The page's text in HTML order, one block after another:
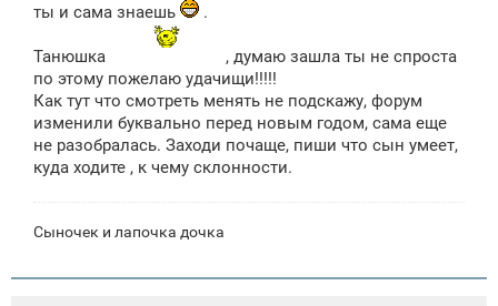
ты и сама знаешь
.
Танюшка
, думаю зашла ты не спроста
по этому пожелаю удачищи!!!!!
Как тут что смотреть менять не подскажу, форум
изменили буквально перед новым годом, сама еще
не разобралась. Заходи почаще, пиши что сын умеет,
куда ходите , к чему склонности.
Сыночек и лапочка дочка